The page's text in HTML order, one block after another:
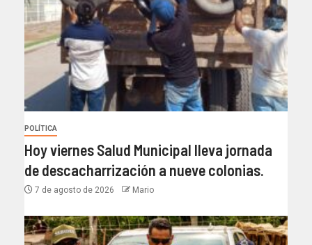
POLÍTICA
Hoy viernes Salud Municipal lleva jornada
de descacharrización a nueve colonias.
7 de agosto de 2026 Mario